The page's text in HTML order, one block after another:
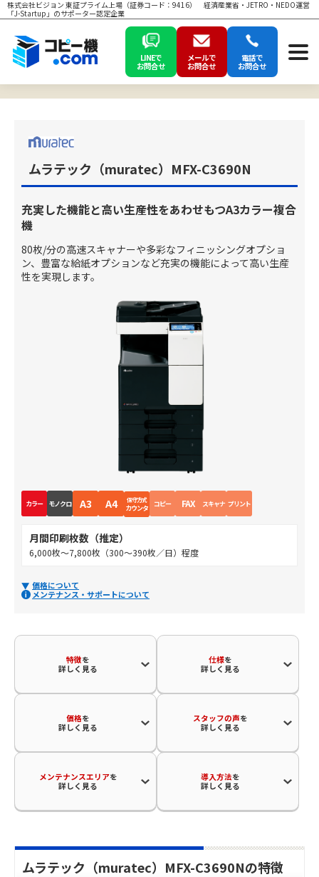
株式会社ビジョン 東証プライム上場（証券コード：9416） 経済産業省・JETRO・NEDO運営
「J-Startup」のサポーター認定企業
LINEで
お問合せ
メールで
お問合せ
電話で
お問合せ
ムラテック（muratec）MFX-C3690N
充実した機能と高い生産性をあわせもつA3カラー複合
機
80枚/分の高速スキャナーや多彩なフィニッシングオプショ
ン、豊富な給紙オプションなど充実の機能によって高い生産
性を実現します。
カラー モノクロ A3 A4 保守方式
カウンタ コピー FAX スキャナ プリント
月間印刷枚数（推定）
6,000枚～7,800枚（300～390枚／日）程度
価格について
メンテナンス・サポートについて
特徴を
詳しく見る
仕様を
詳しく見る
価格を
詳しく見る
スタッフの声を
詳しく見る
メンテナンスエリアを
詳しく見る
導入方法を
詳しく見る
ムラテック（muratec）MFX-C3690Nの特徴